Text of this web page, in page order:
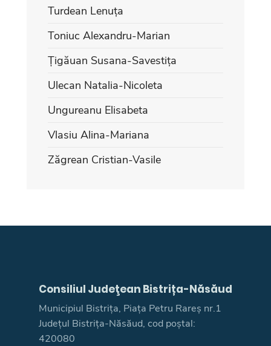
Turdean Lenuța
Toniuc Alexandru-Marian
Țigăuan Susana-Savestița
Ulecan Natalia-Nicoleta
Ungureanu Elisabeta
Vlasiu Alina-Mariana
Zăgrean Cristian-Vasile
Consiliul Judeţean Bistrița-Năsăud
Municipiul Bistrița, Piața Petru Rareș nr.1
Județul Bistrița-Năsăud, cod poștal:
420080